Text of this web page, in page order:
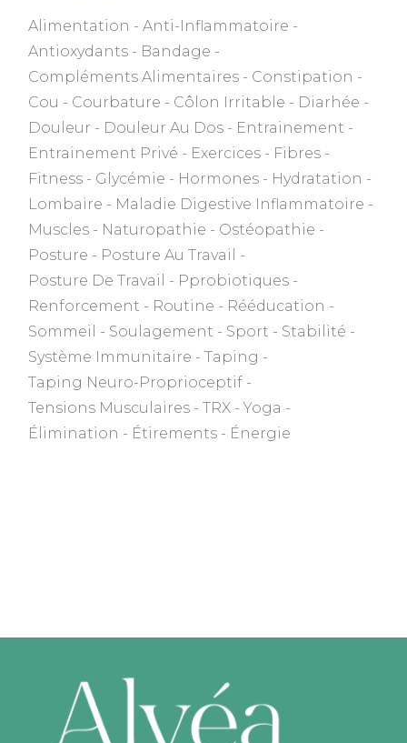
Alimentation
Anti-Inflammatoire
Antioxydants
Bandage
Compléments Alimentaires
Constipation
Cou
Courbature Côlon Irritable
Diarhée
Douleur
Douleur Au Dos
Entrainement
Entrainement Privé
Exercices
Fibres
Fitness
Glycémie Hormones
Hydratation
Lombaire
Maladie Digestive Inflammatoire
Muscles
Naturopathie
Ostéopathie
Posture
Posture Au Travail
Posture De Travail
Pprobiotiques
Renforcement
Routine
Rééducation
Sommeil
Soulagement Sport
Stabilité
Système Immunitaire
Taping
Taping Neuro-Proprioceptif
Tensions Musculaires
TRX
Yoga
Élimination
Étirements Énergie